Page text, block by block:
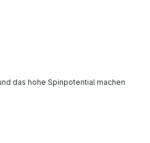
das hohe Spinpotential machen